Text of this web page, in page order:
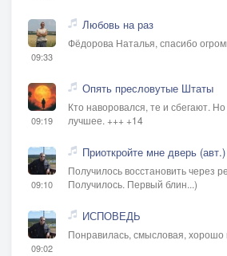
09:33
Любовь на раз
Фёдорова Наталья, спасибо
09:19
Опять пресловутые Штаты
Кто наворовался, те и сбегают.
лучшее. +++ +14
09:10
Приоткройте мне дверь (авт.)
Получилось восстановить через
Получилось. Первый блин...)
09:02
ИСПОВЕДЬ
Понравилась, смысловая, хорошо